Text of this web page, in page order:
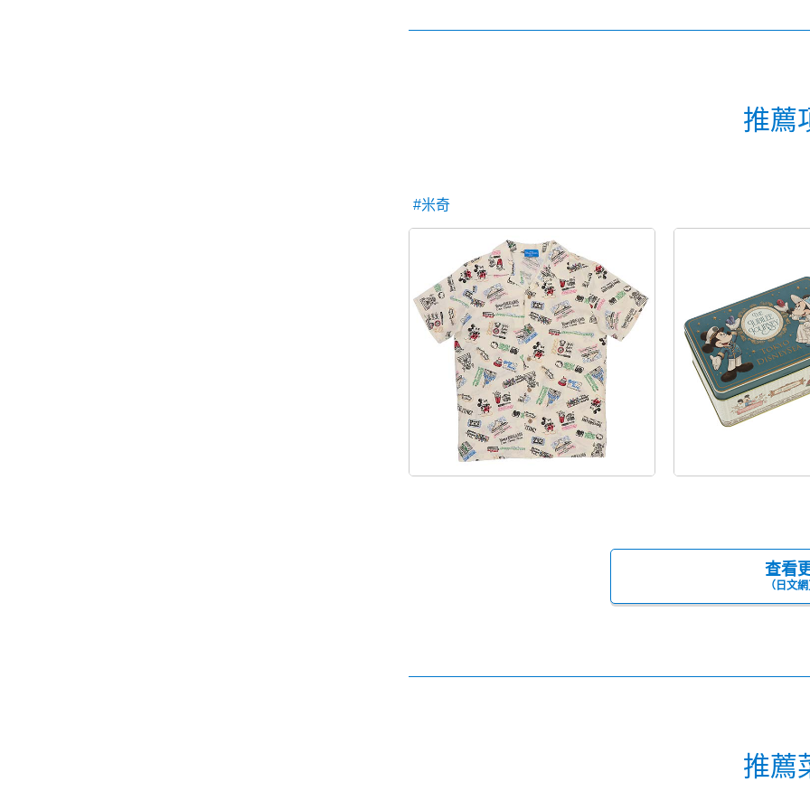
推薦
#米奇
查看
（日文
推薦